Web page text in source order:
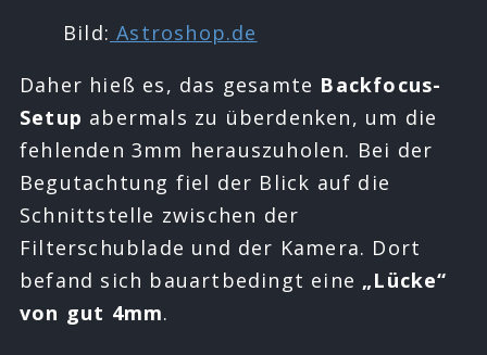
Bild: Astroshop.de
Daher hieß es, das gesamte Backfocus-
Setup abermals zu überdenken, um die
fehlenden 3mm herauszuholen. Bei der
Begutachtung fiel der Blick auf die
Schnittstelle zwischen der
Filterschublade und der Kamera. Dort
befand sich bauartbedingt eine „Lücke“
von gut 4mm.